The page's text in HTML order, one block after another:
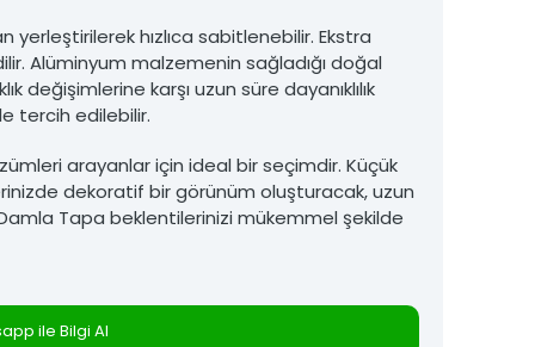
yerleştirilerek hızlıca sabitlenebilir. Ekstra
Alüminyum malzemenin sağladığı doğal
değişimlerine karşı uzun süre dayanıklılık
tercih edilebilir.
arayanlar için ideal bir seçimdir. Küçük
dekoratif bir görünüm oluşturacak, uzun
Tapa beklentilerinizi mükemmel şekilde
ile Bilgi Al